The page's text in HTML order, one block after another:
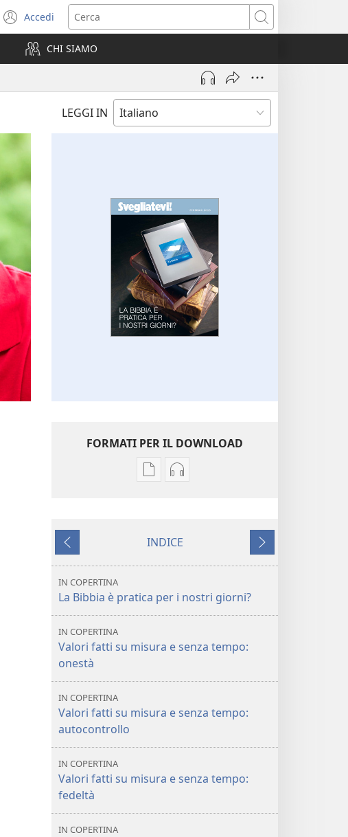
Accedi
(apre
una
nuova
finestra)
Cerca
CHI SIAMO
LEGGI IN
FORMATI PER IL DOWNLOAD
Opzioni
delle
La
Bibbia
pratica
giorni?
Opzioni
dei
SVEGLIATEVI!
è
nostri
Precedente
INDICE
Successivo
IN COPERTINA
La Bibbia è pratica per i nostri giorni?
IN COPERTINA
Valori fatti su misura e senza tempo:
onestà
IN COPERTINA
Valori fatti su misura e senza tempo:
autocontrollo
IN COPERTINA
Valori fatti su misura e senza tempo:
fedeltà
IN COPERTINA